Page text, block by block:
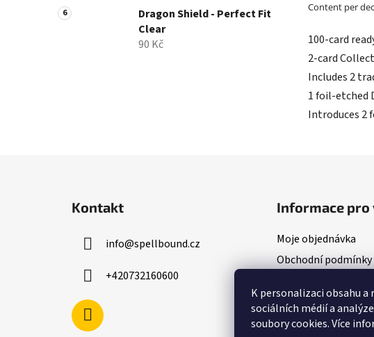
K personalizaci obsahu
sociálních médií a
soubory cookies. Více
Dragon Shield - Perfect Fit
Clear
90 Kč
Content per
100-card
2-card
Includes 2
1 foil-etched
Introduces 2
Kontakt
info@spellbound.cz
+420732160600
Informace pro
Moje objednávka
Obchodní podmínky
Podmínky ochrany